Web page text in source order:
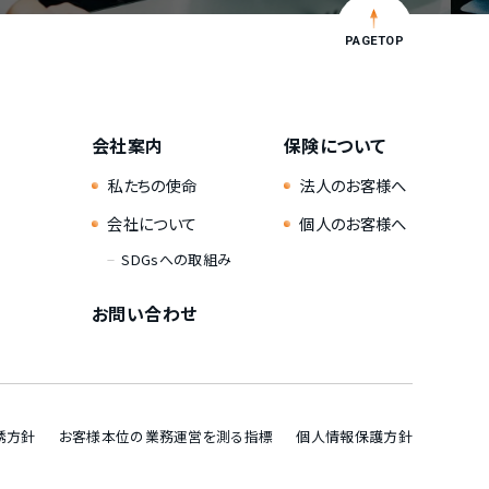
PAGETOP
会社案内
私たちの使命
会社について
SDGsへの取組み
保険について
法人のお客様へ
個人のお客様へ
お問い合わせ
方針 お客様本位の業務運営を測る指標 個人情報保護方針